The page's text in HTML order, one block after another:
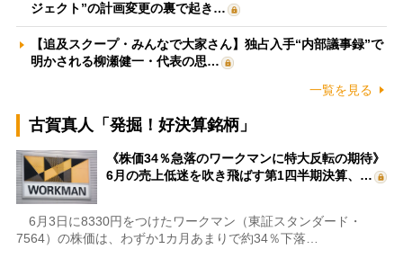
ジェクト”の計画変更の裏で起き…
【追及スクープ・みんなで大家さん】独占入手“内部議事録”で
明かされる柳瀬健一・代表の思…
一覧を見る
古賀真人「発掘！好決算銘柄」
《株価34％急落のワークマンに特大反転の期待》
6月の売上低迷を吹き飛ばす第1四半期決算、…
6月3日に8330円をつけたワークマン（東証スタンダード・
7564）の株価は、わずか1カ月あまりで約34％下落…